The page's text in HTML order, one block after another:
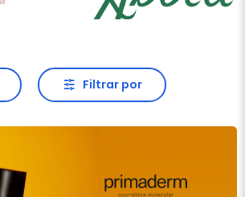
Filtrar por